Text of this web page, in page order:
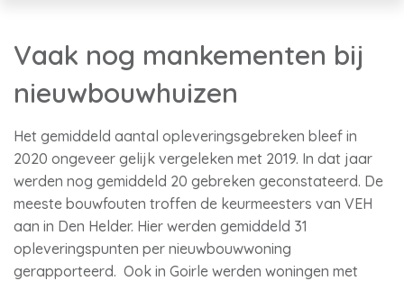
Vaak nog mankementen bij
nieuwbouwhuizen
Het gemiddeld aantal opleveringsgebreken bleef in
2020 ongeveer gelijk vergeleken met 2019. In dat jaar
werden nog gemiddeld 20 gebreken geconstateerd. De
meeste bouwfouten troffen de keurmeesters van VEH
aan in Den Helder. Hier werden gemiddeld 31
opleveringspunten per nieuwbouwwoning
gerapporteerd. Ook in Goirle werden woningen met